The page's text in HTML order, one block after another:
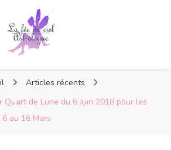
Articles récents
Quart de Lune du 6 Juin 2018 pour les
au 16 Mars